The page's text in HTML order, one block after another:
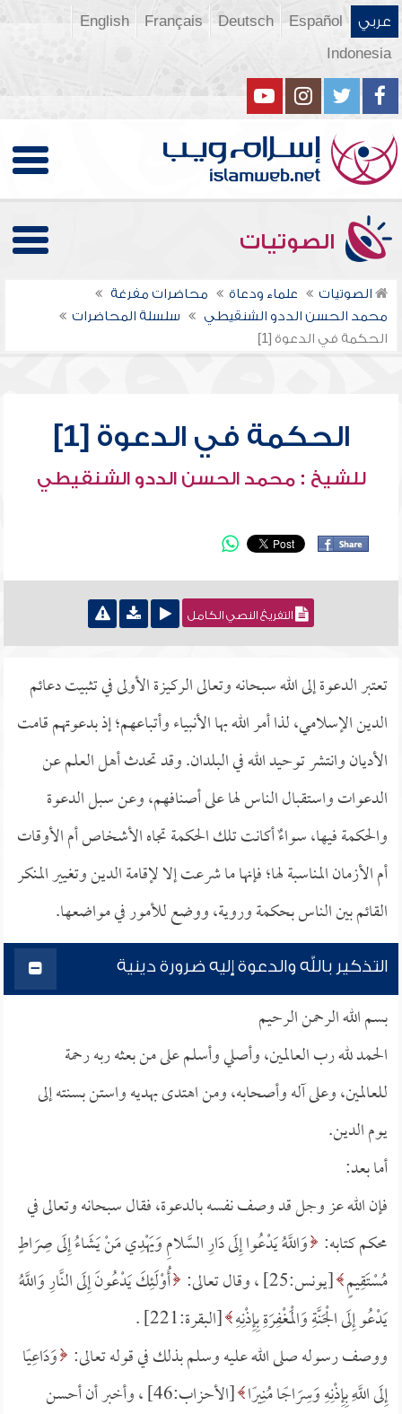
عربي Español
Deutsch
Français
English
Indonesia
الصوتيات
الصوتيات علماء ودعاة
محاضرات مفرغة
محمد الحسن الددو الشنقيطي
سلسلة المحاضرات
الحكمة في الدعوة [1]
الحكمة في الدعوة [1]
للشيخ : محمد الحسن الددو الشنقيطي
التفريغ النصي الكامل
تعتبر الدعوة إلى الله سبحانه وتعالى الركيزة الأولى في تثبيت دعائم
الدين الإسلامي، لذا أمر الله بها الأنبياء وأتباعهم؛ إذ بدعوتهم قامت
الأديان وانتشر توحيد الله في البلدان. وقد تحدث أهل العلم عن
الدعوات واستقبال الناس لها على أصنافهم، وعن سبل الدعوة
والحكمة فيها، سواءٌ أكانت تلك الحكمة تجاه الأشخاص أم الأوقات
أم الأزمان المناسبة لها؛ فإنها ما شرعت إلا لإقامة الدين وتغيير المنكر
القائم بين الناس بحكمة وروية، ووضع للأمور في مواضعها.
التذكير بالله والدعوة إليه ضرورة دينية
بسم الله الرحمن الرحيم
الحمد لله رب العالمين، وأصلي وأسلم على من بعثه ربه رحمة
للعالمين، وعلى آله وأصحابه، ومن اهتدى بهديه واستن بسنته إلى
يوم الدين.
أما بعد:
فإن الله عز وجل قد وصف نفسه بالدعوة، فقال سبحانه وتعالى في
محكم كتابه: وَاللَّهُ يَدْعُوا إِلَى دَارِ السَّلامِ وَيَهْدِي مَنْ يَشَاءُ إِلَى صِرَاطٍ
مُسْتَقِيمٍ [يونس:25] ، وقال تعالى:
أُوْلَئِكَ يَدْعُونَ إِلَى النَّارِ وَاللَّهُ
يَدْعُو إِلَى الْجَنَّةِ وَالْمَغْفِرَةِ بِإِذْنِهِ [البقرة:221] .
ووصف رسوله صلى الله عليه وسلم بذلك في قوله تعالى: وَدَاعِيًا
إِلَى اللَّهِ بِإِذْنِهِ وَسِرَاجًا مُنِيرًا
[الأحزاب:46] ، وأخبر أن أحسن